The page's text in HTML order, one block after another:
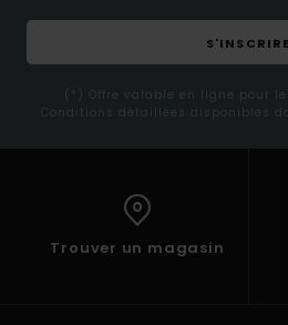
S'INSCRIRE
(*) Offre valable en ligne pour
Conditions détaillées disponibles
Trouver un magasin